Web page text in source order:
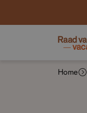
Home